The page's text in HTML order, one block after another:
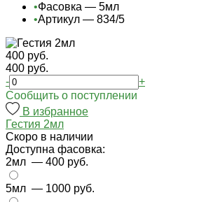
•Фасовка — 5мл
•Артикул — 834/5
400 руб.
400 руб.
-
+
Cообщить о поступлении
В избранное
Гестия 2мл
Cкоро в наличии
Доступна фасовка:
2мл — 400 руб.
5мл — 1000 руб.